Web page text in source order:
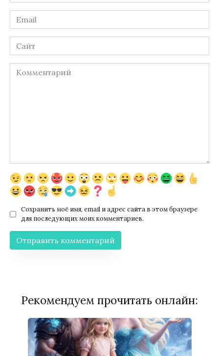
Email
*
Сайт
Комментарий
Сохранить моё имя, email и адрес сайта в этом браузере
для последующих моих комментариев.
Рекомендуем прочитать онлайн: